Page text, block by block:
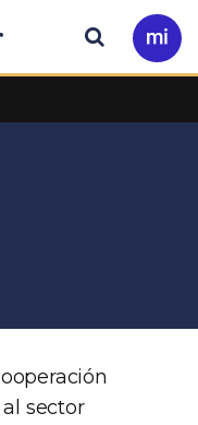
Ir
a
Buscar
sector